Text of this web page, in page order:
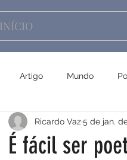
INÍCIO
Artigo Mundo
É fácil ser
Ricardo Vaz5 de jan.